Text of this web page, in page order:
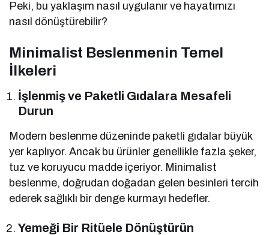
Peki, bu yaklaşım nasıl uygulanır ve hayatımızı
nasıl dönüştürebilir?
Minimalist Beslenmenin Temel
İlkeleri
İşlenmiş ve Paketli Gıdalara Mesafeli
Durun
Modern beslenme düzeninde paketli gıdalar büyük
yer kaplıyor. Ancak bu ürünler genellikle fazla şeker,
tuz ve koruyucu madde içeriyor. Minimalist
beslenme, doğrudan doğadan gelen besinleri tercih
ederek sağlıklı bir denge kurmayı hedefler.
Yemeği Bir Ritüele Dönüştürün